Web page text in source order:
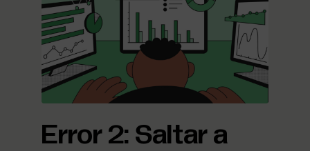
Error 2: Saltar a